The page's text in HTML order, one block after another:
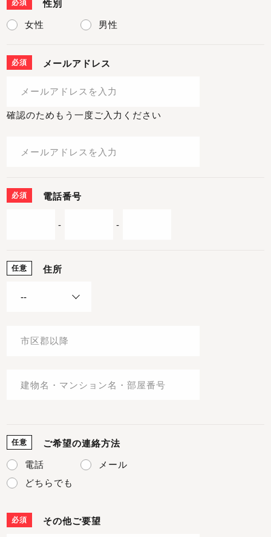
必須 性別
女性 男性
必須 メールアドレス
確認のためもう一度ご入力ください
必須 電話番号
- -
任意 住所
任意 ご希望の連絡方法
電話
メール
どちらでも
必須 その他ご要望